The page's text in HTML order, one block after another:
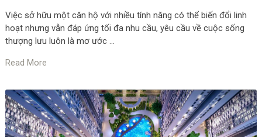
Việc sở hữu một căn hộ với nhiều tính năng có thể biến đổi linh
hoạt nhưng vẫn đáp ứng tối đa nhu cầu, yêu cầu về cuộc sống
thượng lưu luôn là mơ ước …
Read More